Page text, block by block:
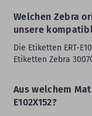
Welchen Zebra
unsere
Die Etiketten ERT-
Etiketten Zebra
Aus welchem
E102X152?